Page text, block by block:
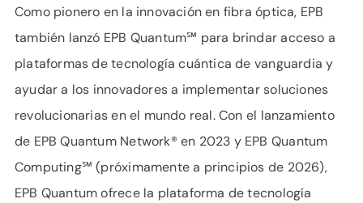
Como pionero en la innovación en fibra óptica, EPB
también lanzó EPB Quantum℠ para brindar acceso a
plataformas de tecnología cuántica de vanguardia y
ayudar a los innovadores a implementar soluciones
revolucionarias en el mundo real. Con el lanzamiento
de EPB Quantum Network® en 2023 y EPB Quantum
Computing℠ (próximamente a principios de 2026),
EPB Quantum ofrece la plataforma de tecnología